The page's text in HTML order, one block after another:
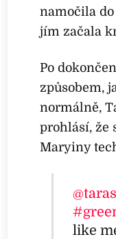
namočila do
jím začala
Po
způsobem,
normálně,
prohlásí, že
Maryiny
like